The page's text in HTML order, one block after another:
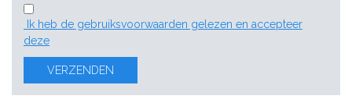
Ik heb de gebruiksvoorwaarden gelezen en accepteer
deze
VERZENDEN